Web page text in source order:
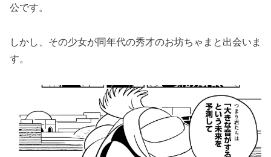
公です。
しかし、その少女が同年代の秀才のお坊ちゃまと出会いま
す。